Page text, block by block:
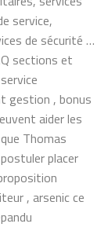
service,
de sécurité …
sections et
gestion , bonus
aider les
Thomas
placer
, arsenic ce